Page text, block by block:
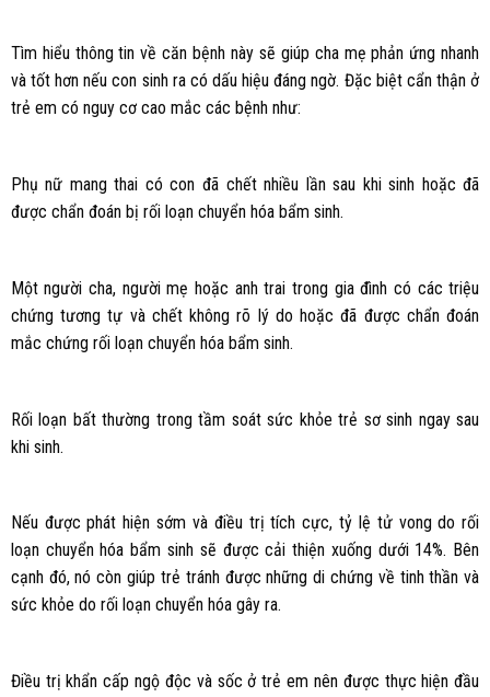
Tìm hiểu thông tin về căn bệnh này sẽ giúp cha mẹ phản ứng nhanh
và tốt hơn nếu con sinh ra có dấu hiệu đáng ngờ. Đặc biệt cẩn thận ở
trẻ em có nguy cơ cao mắc các bệnh như:
Phụ nữ mang thai có con đã chết nhiều lần sau khi sinh hoặc đã
được chẩn đoán bị rối loạn chuyển hóa bẩm sinh.
Một người cha, người mẹ hoặc anh trai trong gia đình có các triệu
chứng tương tự và chết không rõ lý do hoặc đã được chẩn đoán
mắc chứng rối loạn chuyển hóa bẩm sinh.
Rối loạn bất thường trong tầm soát sức khỏe trẻ sơ sinh ngay sau
khi sinh.
Nếu được phát hiện sớm và điều trị tích cực, tỷ lệ tử vong do rối
loạn chuyển hóa bẩm sinh sẽ được cải thiện xuống dưới 14%. Bên
cạnh đó, nó còn giúp trẻ tránh được những di chứng về tinh thần và
sức khỏe do rối loạn chuyển hóa gây ra.
Điều trị khẩn cấp ngộ độc và sốc ở trẻ em nên được thực hiện đầu